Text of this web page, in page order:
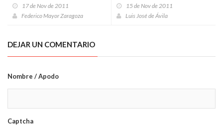
17 de Nov de 2011
Federico Mayor Zaragoza
15 de Nov de 2011
Luis José de Ávila
DEJAR UN COMENTARIO
Nombre / Apodo
Captcha